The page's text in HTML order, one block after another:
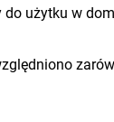
użytku w